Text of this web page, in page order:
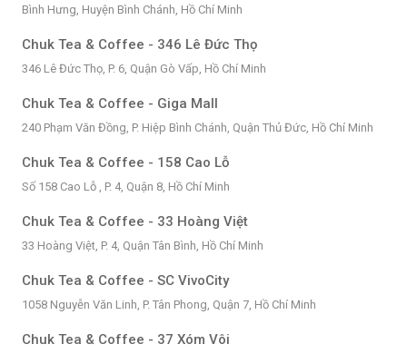
Bình Hưng, Huyện Bình Chánh, Hồ Chí Minh
Chuk Tea & Coffee - 346 Lê Đức Thọ
346 Lê Đức Thọ, P. 6, Quận Gò Vấp, Hồ Chí Minh
Chuk Tea & Coffee - Giga Mall
240 Phạm Văn Đồng, P. Hiệp Bình Chánh, Quận Thủ Đức, Hồ Chí Minh
Chuk Tea & Coffee - 158 Cao Lỗ
Số 158 Cao Lỗ , P. 4, Quận 8, Hồ Chí Minh
Chuk Tea & Coffee - 33 Hoàng Việt
33 Hoàng Việt, P. 4, Quận Tân Bình, Hồ Chí Minh
Chuk Tea & Coffee - SC VivoCity
1058 Nguyễn Văn Linh, P. Tân Phong, Quận 7, Hồ Chí Minh
Chuk Tea & Coffee - 37 Xóm Vôi